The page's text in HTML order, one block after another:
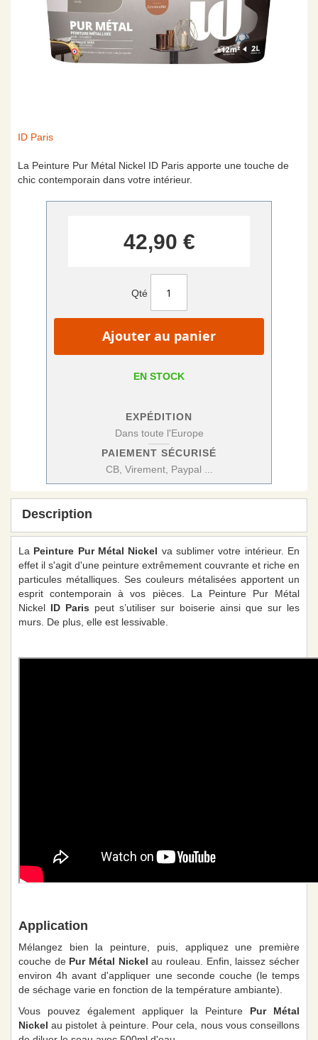
ID Paris
La Peinture Pur Métal Nickel ID Paris apporte une touche de
chic contemporain dans votre intérieur.
42,90 €
Qté
Ajouter au panier
EN STOCK
EXPÉDITION
Dans toute l'Europe
PAIEMENT SÉCURISÉ
CB, Virement, Paypal ...
Skip
the
beginning
Description
La Peinture Pur Métal Nickel va sublimer votre intérieur. En
effet il s'agit d'une peinture extrêmement couvrante et riche en
particules métalliques. Ses couleurs métalisées apportent un
esprit contemporain à vos pièces. La Peinture Pur Métal
Nickel ID Paris peut s’utiliser sur boiserie ainsi que sur les
murs. De plus, elle est lessivable.
Application
Mélangez bien la peinture, puis, appliquez une première
couche de Pur Métal Nickel au rouleau. Enfin, laissez sécher
environ 4h avant d'appliquer une seconde couche (le temps
de séchage varie en fonction de la température ambiante).
Vous pouvez également appliquer la Peinture Pur Métal
Nickel au pistolet à peinture. Pour cela, nous vous conseillons